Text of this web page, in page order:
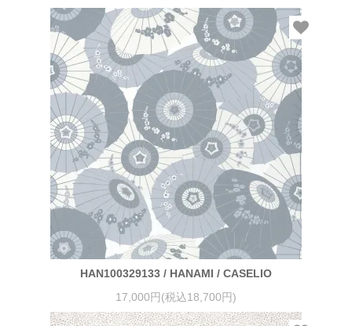
HAN100329133 / HANAMI / CASELIO
17,000円(税込18,700円)